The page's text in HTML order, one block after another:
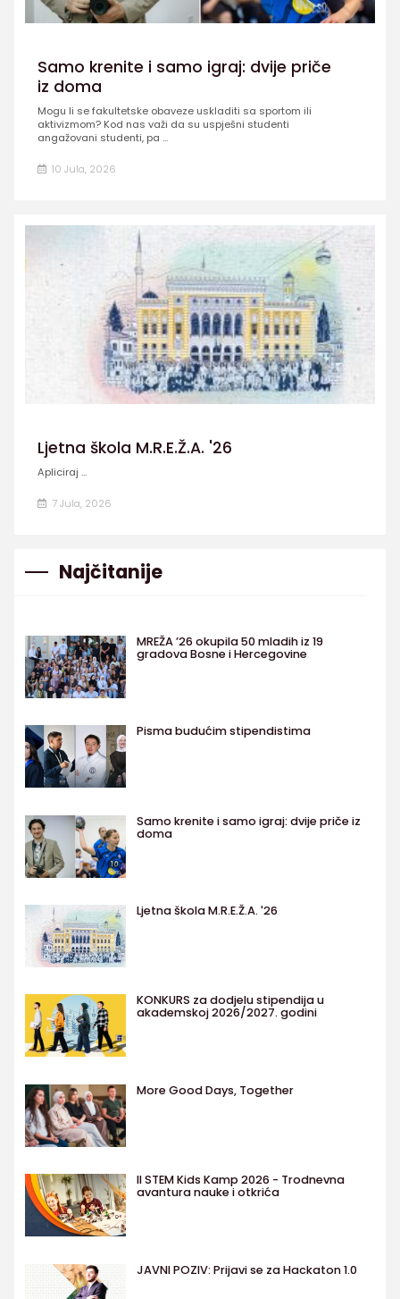
Samo krenite i samo igraj: dvije priče
iz doma
Mogu li se fakultetske obaveze uskladiti sa sportom ili
aktivizmom? Kod nas važi da su uspješni studenti
angažovani studenti, pa ...
10 Jula, 2026
Ljetna škola M.R.E.Ž.A. '26
Apliciraj ...
7 Jula, 2026
Najčitanije
MREŽA ’26 okupila 50 mladih iz 19
gradova Bosne i Hercegovine
Pisma budućim stipendistima
Samo krenite i samo igraj: dvije priče iz
doma
Ljetna škola M.R.E.Ž.A. '26
KONKURS za dodjelu stipendija u
akademskoj 2026/2027. godini
More Good Days, Together
II STEM Kids Kamp 2026 - Trodnevna
avantura nauke i otkrića
JAVNI POZIV: Prijavi se za Hackaton 1.0